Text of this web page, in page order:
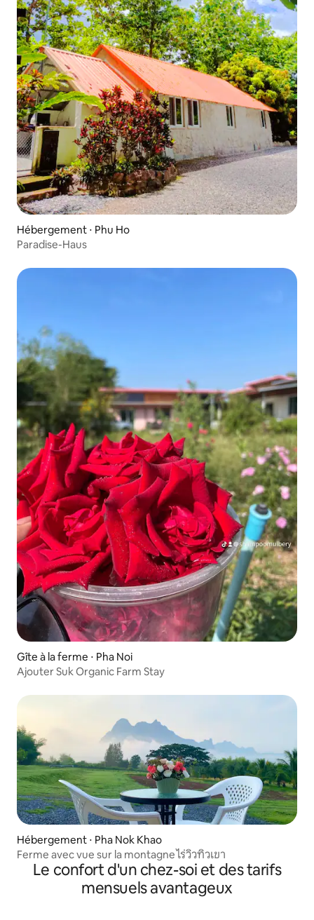
Hébergement ⋅ Phu Ho
Paradise-Haus
Gîte à la ferme ⋅ Pha Noi
Ajouter Suk Organic Farm Stay
Hébergement ⋅ Pha Nok Khao
Ferme avec vue sur la montagne ไร่วิวทิวเขา
Le confort d'un chez-soi et des tarifs
mensuels avantageux